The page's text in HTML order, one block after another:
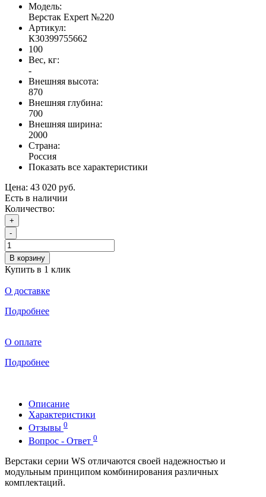
Модель:
Верстак Expert №220
Артикул:
К30399755662
100
Вес, кг:
-
Внешняя высота:
870
Внешняя глубина:
700
Внешняя ширина:
2000
Страна:
Россия
Показать все характеристики
Цена: 43 020 руб.
Есть в наличии
Количество:
+
-
В корзину
Купить в 1 клик
О доставке
Подробнее
О оплате
Подробнее
Описание
Характеристики
Отзывы 0
Вопрос - Ответ 0
Верстаки серии WS отличаются своей надежностью и
модульным принципом комбинирования различных
комплектаций.